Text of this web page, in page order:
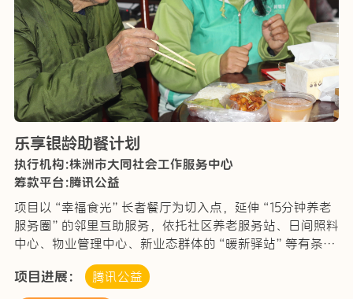
乐享银龄助餐计划
执行机构:株洲市大同社会工作服务中心
筹款平台:腾讯公益
项目以“幸福食光”长者餐厅为切入点，延伸“15分钟养老
服务圈”的邻里互助服务，依托社区养老服务站、日间照料
中心、物业管理中心、新业态群体的“暖新驿站”等有条件
的场所拓展设立助餐服务点，发挥志愿者作用开展助餐送
餐服务，满足不同类型老年人的就餐需求。
项目进展： 腾讯公益